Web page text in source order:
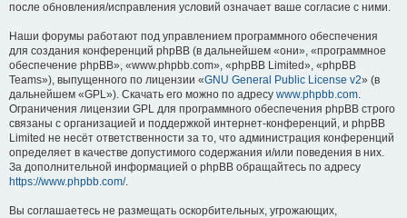
после обновления/исправления условий означает ваше согласие с ними.
Наши форумы работают под управлением программного обеспечения
для создания конференций phpBB (в дальнейшем «они», «программное
обеспечение phpBB», «www.phpbb.com», «phpBB Limited», «phpBB
Teams»), выпущенного по лицензии «GNU General Public License v2» (в
дальнейшем «GPL»). Скачать его можно по адресу www.phpbb.com.
Ограничения лицензии GPL для программного обеспечения phpBB строго
связаны с организацией и поддержкой интернет-конференций, и phpBB
Limited не несёт ответственности за то, что администрация конференций
определяет в качестве допустимого содержания и/или поведения в них.
За дополнительной информацией о phpBB обращайтесь по адресу
https://www.phpbb.com/.
Вы соглашаетесь не размещать оскорбительных, угрожающих,